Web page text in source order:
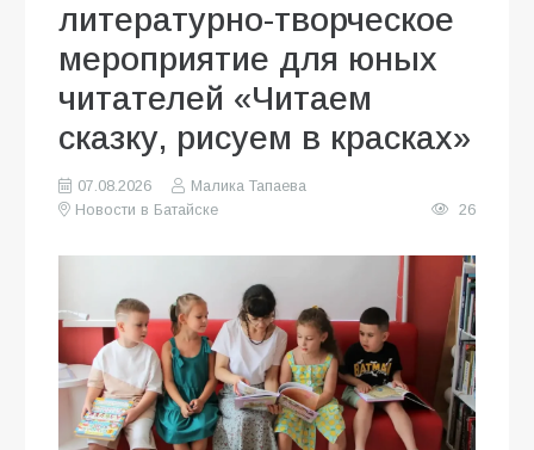
литературно-творческое
мероприятие для юных
читателей «Читаем
сказку, рисуем в красках»
07.08.2026
Малика Тапаева
Новости в Батайске
26